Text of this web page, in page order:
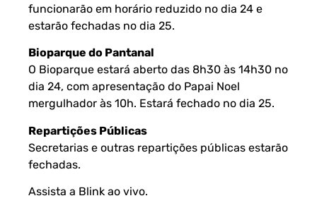
funcionarão em horário reduzido no dia 24 e
estarão fechadas no dia 25.
Bioparque do Pantanal
O Bioparque estará aberto das 8h30 às 14h30 no
dia 24, com apresentação do Papai Noel
mergulhador às 10h. Estará fechado no dia 25.
Repartições Públicas
Secretarias e outras repartições públicas estarão
fechadas.
Assista a Blink ao vivo.